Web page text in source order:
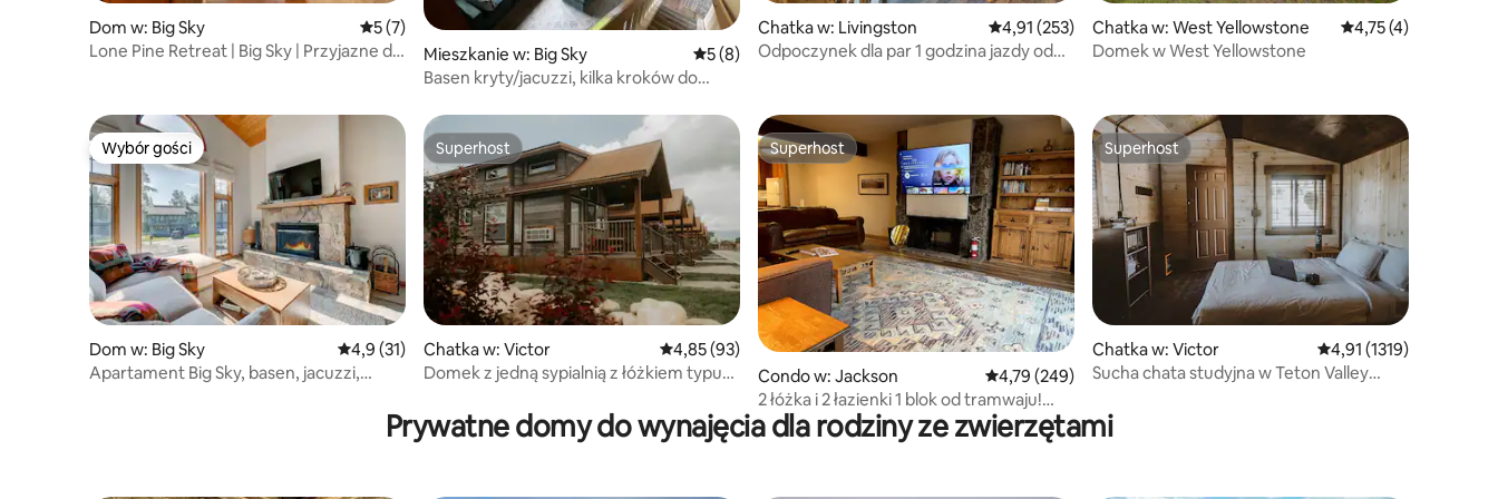
Dom w: Big Sky Średnia ocena: 5 na 5, liczba recenzji: 7
5 (7)
Lone Pine Retreat | Big Sky | Przyjazne dla
Mieszkanie w: Big Sky Średnia ocena: 5 na 5, liczba recenzji: 8
5 (8)
Basen kryty/jacuzzi, kilka kroków do
Chatka w: Livingston Średnia ocena: 4,91 na 5, liczba recenzji: 253
4,91 (253)
Odpoczynek dla par 1 godzina jazdy od
Chatka w: West Yellowstone Średnia ocena: 4,75
4,75 (4)
Domek w West Yellowstone
Wybór gości
Wybór gości
Dom w: Big Sky Średnia ocena: 4,9 na 5, liczba recenzji: 31
4,9 (31)
Apartament Big Sky, basen, jacuzzi,
Superhost
Superhost
Chatka w: Victor Średnia ocena: 4,85 na 5, liczba recenzji: 93
4,85 (93)
Domek z jedną sypialnią z łóżkiem typu
Superhost
Superhost
Condo w: Jackson Średnia ocena: 4,79 na 5, liczba recenzji: 249
4,79 (249)
2 łóżka i 2 łazienki 1 blok od tramwaju!
Jacuzzi i grill.
Superhost
Superhost
Chatka w: Victor Średnia ocena: 4,91 na
4,91 (1319)
Sucha chata studyjna w Teton Valley
Prywatne domy do wynajęcia dla rodziny ze zwierzętami